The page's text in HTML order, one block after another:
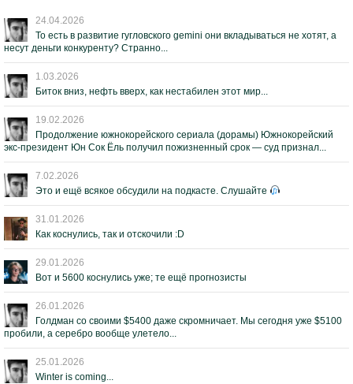
24.04.2026
То есть в развитие гугловского gemini они вкладываться не хотят, а
несут деньги конкуренту? Странно...
1.03.2026
Биток вниз, нефть вверх, как нестабилен этот мир...
19.02.2026
Продолжение южнокорейского сериала (дорамы) Южнокорейский
экс-президент Юн Сок Ёль получил пожизненный срок — суд признал...
7.02.2026
Это и ещё всякое обсудили на подкасте. Слушайте
31.01.2026
Как коснулись, так и отскочили :D
29.01.2026
Вот и 5600 коснулись уже; те ещё прогнозисты
26.01.2026
Голдман со своими $5400 даже скромничает. Мы сегодня уже $5100
пробили, а серебро вообще улетело...
25.01.2026
Winter is coming...